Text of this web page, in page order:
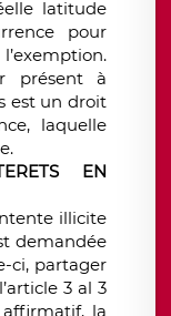
latitude
pour
présent à
est un droit
laquelle
EN
illicite
demandée
ci, partager
3 al 3
la